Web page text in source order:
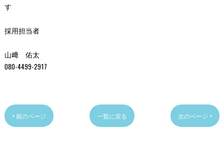
す
採用担当者
山﨑 佑太
080-4499-2917
< 前のページ 一覧に戻る 次のページ >